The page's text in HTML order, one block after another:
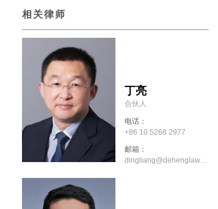
相关律师
丁亮
合伙人
电话：
+86 10 5268 2977
邮箱：
dingliang@dehenglaw.com